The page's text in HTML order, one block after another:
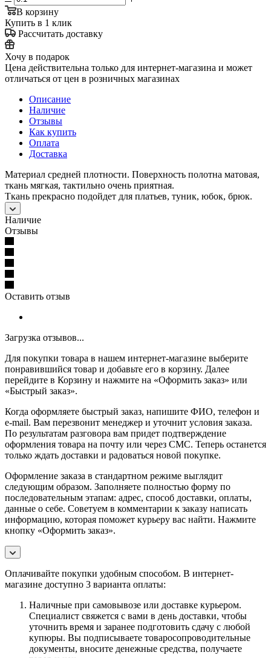
В корзину
Купить в 1 клик
Рассчитать доставку
Хочу в подарок
Цена действительна только для интернет-магазина и может
отличаться от цен в розничных магазинах
Описание
Наличие
Отзывы
Как купить
Оплата
Доставка
Материал средней плотности. Поверхность полотна матовая,
ткань мягкая, тактильно очень приятная.
Ткань прекрасно подойдет для платьев, туник, юбок, брюк.
Наличие
Отзывы
Оставить отзыв
Загрузка отзывов...
Для покупки товара в нашем интернет-магазине выберите
понравившийся товар и добавьте его в корзину. Далее
перейдите в Корзину и нажмите на «Оформить заказ» или
«Быстрый заказ».
Когда оформляете быстрый заказ, напишите ФИО, телефон и
e-mail. Вам перезвонит менеджер и уточнит условия заказа.
По результатам разговора вам придет подтверждение
оформления товара на почту или через СМС. Теперь останется
только ждать доставки и радоваться новой покупке.
Оформление заказа в стандартном режиме выглядит
следующим образом. Заполняете полностью форму по
последовательным этапам: адрес, способ доставки, оплаты,
данные о себе. Советуем в комментарии к заказу написать
информацию, которая поможет курьеру вас найти. Нажмите
кнопку «Оформить заказ».
Оплачивайте покупки удобным способом. В интернет-
магазине доступно 3 варианта оплаты:
Наличные при самовывозе или доставке курьером.
Специалист свяжется с вами в день доставки, чтобы
уточнить время и заранее подготовить сдачу с любой
купюры. Вы подписываете товаросопроводительные
документы, вносите денежные средства, получаете